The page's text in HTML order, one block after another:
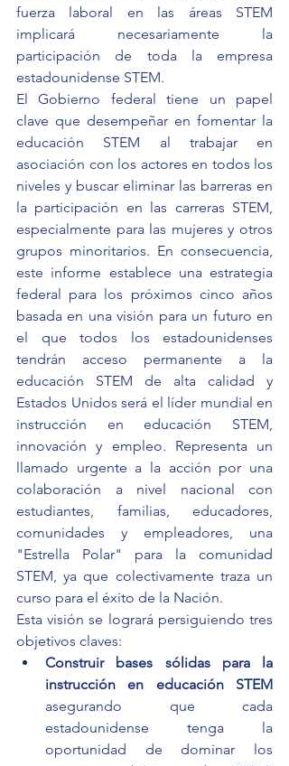
fuerza laboral en las áreas STEM
implicará necesariamente la
participación de toda la empresa
estadounidense STEM.
El Gobierno federal tiene un papel
clave que desempeñar en fomentar la
educación STEM al trabajar en
asociación con los actores en todos los
niveles y buscar eliminar las barreras en
la participación en las carreras STEM,
especialmente para las mujeres y otros
grupos minoritarios. En consecuencia,
este informe establece una estrategia
federal para los próximos cinco años
basada en una visión para un futuro en
el que todos los estadounidenses
tendrán acceso permanente a la
educación STEM de alta calidad y
Estados Unidos será el líder mundial en
instrucción en educación STEM,
innovación y empleo. Representa un
llamado urgente a la acción por una
colaboración a nivel nacional con
estudiantes, familias, educadores,
comunidades y empleadores, una
"Estrella Polar" para la comunidad
STEM, ya que colectivamente traza un
curso para el éxito de la Nación.
Esta visión se logrará persiguiendo tres
objetivos claves:
Construir bases sólidas para la
instrucción en educación STEM
asegurando que cada
estadounidense tenga la
oportunidad de dominar los